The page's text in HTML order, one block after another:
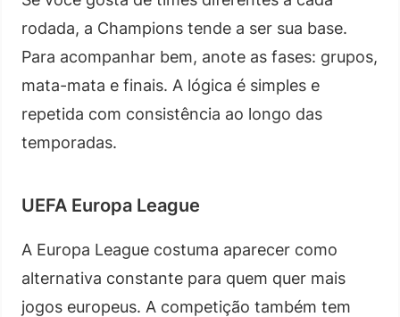
rodada, a Champions tende a ser sua base.
Para acompanhar bem, anote as fases: grupos,
mata-mata e finais. A lógica é simples e
repetida com consistência ao longo das
temporadas.
UEFA Europa League
A Europa League costuma aparecer como
alternativa constante para quem quer mais
jogos europeus. A competição também tem